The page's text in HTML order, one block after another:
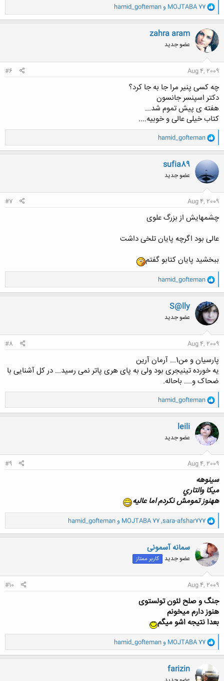
و
ا
ک
ن
ش
ه
ا
MOJTABA 77 وhamid_gofteman
zahra aram
عضو جدید
Aug 4, 2009
#6
چه کسی پنیر مرا جا به جا کرد؟
دکتر اسپنسر جانسون
هفته ی پیش تموم شد...
کتاب خیلی عالی و خوبیه....
و
ا
ک
ن
ش
ه
ا
hamid_gofteman
sufia89
عضو جدید
Aug 4, 2009
#7
چشمهایش از بزرگ علوی
عالی بود اگرچه پایان تلخی داشت
ببخشید پایان کتابو گفتم
و
ا
ک
ن
ش
ه
ا
hamid_gofteman
S@lly
عضو جدید
Aug 4, 2009
#8
پارسیان و من1... آرمان آرین
یه خورده تینیجری بود ولی به پای هری پاتر نمی رسید... در کل آشنایی با
ضحاک و.... باحاله.
و
ا
ک
ن
ش
ه
ا
hamid_gofteman
leili
عضو جدید
Aug 4, 2009
#9
سينوهه
ميكا والتاري
ههنوز تمومش نكردم اما عاليه
و
ا
ک
ن
ش
ه
ا
sara-afshar777
,
MOJTABA 77 وhamid_gofteman
سمانه آسمونی
عضو جدید کاربر ممتاز
Aug 4, 2009
#10
جنگ و صلح لئون تولستوی
هنوز دارم میخونم
بعدا نتیجه اشو میگم
و
ا
ک
ش
MOJTABA 77 و hamid_gofteman
farizin